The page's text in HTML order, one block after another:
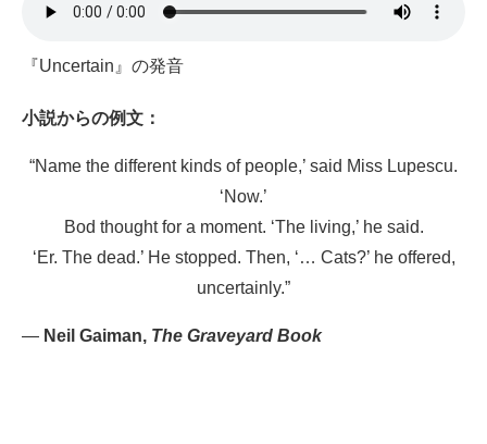
『Uncertain』の発音
小説からの例文：
“Name the different kinds of people,’ said Miss Lupescu.
‘Now.’
Bod thought for a moment. ‘The living,’ he said.
‘Er. The dead.’ He stopped. Then, ‘… Cats?’ he offered,
uncertainly.”
— Neil Gaiman, The Graveyard Book